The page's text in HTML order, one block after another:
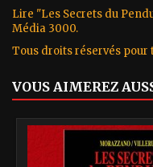
Lire "Les Secrets du
Média 3000.
Tous droits réservés pour
VOUS AIMEREZ